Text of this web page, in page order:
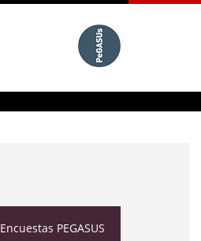
Encuestas PEGASUS